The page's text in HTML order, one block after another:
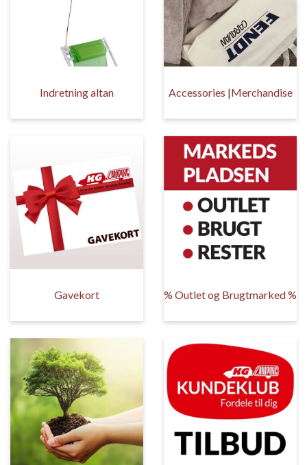
Indretning altan Accessories |Merchandise
Gavekort % Outlet og Brugtmarked %